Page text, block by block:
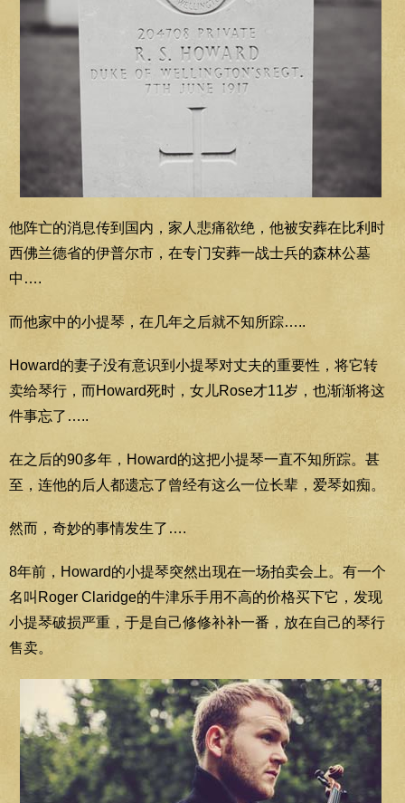
他阵亡的消息传到国内，家人悲痛欲绝，他被安葬在比利时
西佛兰德省的伊普尔市，在专门安葬一战士兵的森林公墓
中….
而他家中的小提琴，在几年之后就不知所踪…..
Howard的妻子没有意识到小提琴对丈夫的重要性，将它转
卖给琴行，而Howard死时，女儿Rose才11岁，也渐渐将这
件事忘了…..
在之后的90多年，Howard的这把小提琴一直不知所踪。甚
至，连他的后人都遗忘了曾经有这么一位长辈，爱琴如痴。
然而，奇妙的事情发生了….
8年前，Howard的小提琴突然出现在一场拍卖会上。有一个
名叫Roger Claridge的牛津乐手用不高的价格买下它，发现
小提琴破损严重，于是自己修修补补一番，放在自己的琴行
售卖。